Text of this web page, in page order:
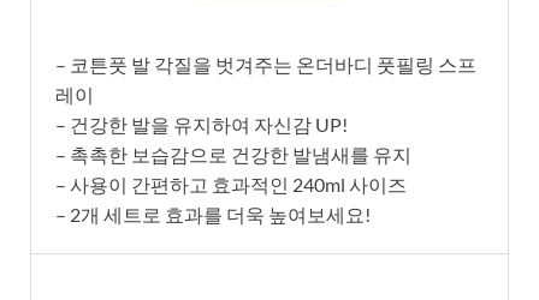
– 코튼풋 발 각질을 벗겨주는 온더바디 풋필링 스프
레이
– 건강한 발을 유지하여 자신감 UP!
– 촉촉한 보습감으로 건강한 발냄새를 유지
– 사용이 간편하고 효과적인 240ml 사이즈
– 2개 세트로 효과를 더욱 높여보세요!